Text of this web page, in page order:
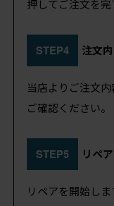
押してご注文を完
STEP4 注文
当店よりご注文
ご確認ください。
STEP5 リペ
リペアを開始し